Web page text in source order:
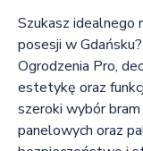
Szukasz idealnego
posesji w
Ogrodzenia Pro,
estetykę oraz
szeroki wybór
panelowych oraz